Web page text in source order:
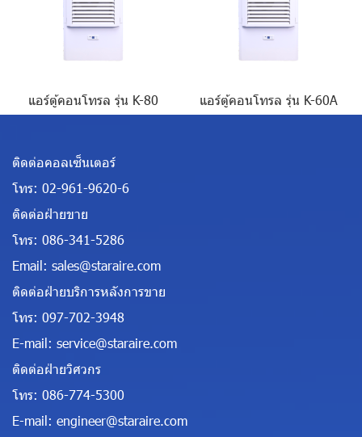
แอร์ตู้คอนโทรล รุ่น K-80 แอร์ตู้คอนโทรล รุ่น K-60A
ติดต่อคอลเซ็นเตอร์
โทร: 02-961-9620-6
ติดต่อฝ่ายขาย
โทร: 086-341-5286
Email: sales@staraire.com
ติดต่อฝ่ายบริการหลังการขาย
โทร: 097-702-3948
E-mail: service@staraire.com
ติดต่อฝ่ายวิศวกร
โทร: 086-774-5300
E-mail: engineer@staraire.com